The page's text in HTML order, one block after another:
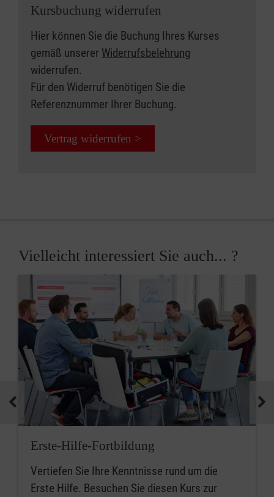
Kursbuchung widerrufen
Hier können Sie die Buchung Ihres Kurses
gemäß unserer Widerrufsbelehrung
widerrufen.
Für den Widerruf benötigen Sie die
Referenznummer Ihrer Buchung.
Vertrag widerrufen >
Vielleicht interessiert Sie auch... ?
Erste-Hilfe-Fortbildung
Vertiefen Sie Ihre Kenntnisse rund um die
Erste Hilfe. Besuchen Sie diesen Kurs zur